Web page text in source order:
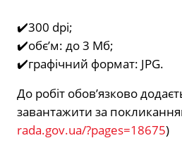
✔️300 dpi;
✔️обє’м: до 3 Мб;
✔️графічний формат: JPG.
До робіт обов’язково
завантажити за
rada.gov.ua/?pages=18675)